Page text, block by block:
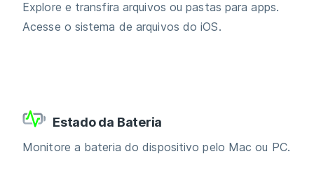
Explore e transfira arquivos ou pastas para apps.
Acesse o sistema de arquivos do iOS.
Estado da Bateria
Monitore a bateria do dispositivo pelo Mac ou PC.